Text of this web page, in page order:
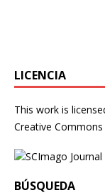
LICENCIA
This work is
Creative
BÚSQUEDA